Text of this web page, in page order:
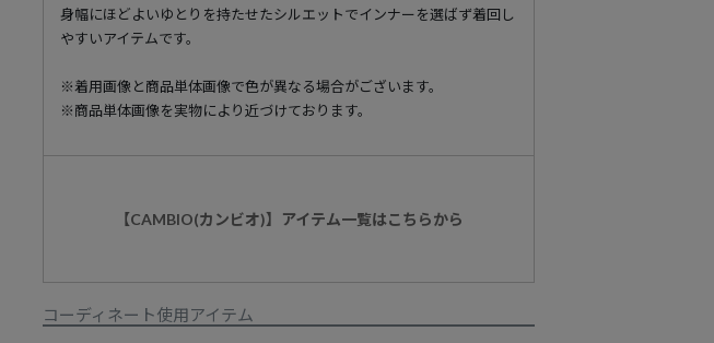
身幅にほどよいゆとりを持たせたシルエットでインナーを選ばず着回し
やすいアイテムです。
※着用画像と商品単体画像で色が異なる場合がございます。
※商品単体画像を実物により近づけております。
【CAMBIO(カンビオ)】アイテム一覧はこちらから
コーディネート使用アイテム